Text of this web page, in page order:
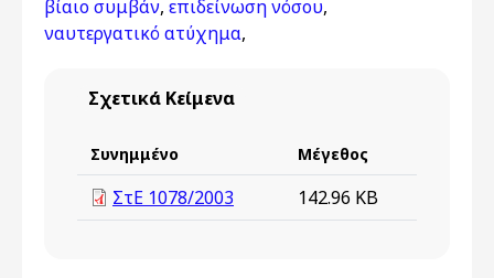
βίαιο συμβάν, επιδείνωση νόσου,
ναυτεργατικό ατύχημα,
Σχετικά Κείμενα
Συνημμένο Μέγεθος
ΣτΕ 1078/2003 142.96 KB